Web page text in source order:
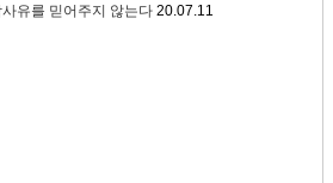
유를 믿어주지 않는다 20.07.11